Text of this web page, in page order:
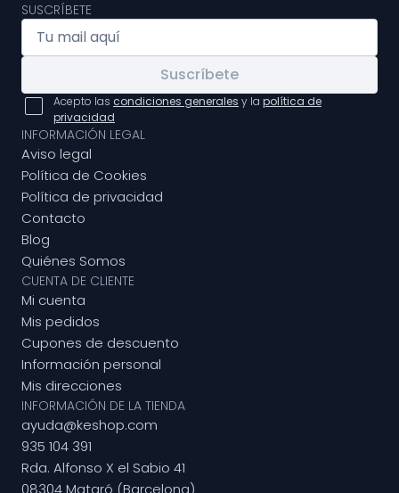
SUSCRÍBETE
Suscríbete
Acepto las condiciones generales y la política de
privacidad
INFORMACIÓN LEGAL
Aviso legal
Política de Cookies
Política de privacidad
Contacto
Blog
Quiénes Somos
CUENTA DE CLIENTE
Mi cuenta
Mis pedidos
Cupones de descuento
Información personal
Mis direcciones
INFORMACIÓN DE LA TIENDA
ayuda@keshop.com
935 104 391
Rda. Alfonso X el Sabio 41
08304 Mataró (Barcelona)